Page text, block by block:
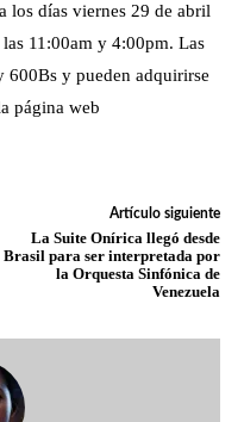
los días viernes 29 de abril
11:00am y 4:00pm. Las
600Bs y pueden adquirirse
página web
Artículo siguiente
La Suite Onírica llegó desde
Brasil para ser interpretada por
la Orquesta Sinfónica de
Venezuela